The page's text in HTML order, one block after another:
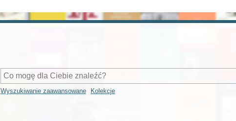
Wyszukiwanie zaawansowane Kolekcje